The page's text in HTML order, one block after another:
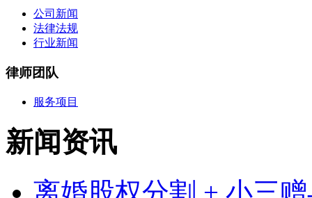
公司新闻
法律法规
行业新闻
律师团队
服务项目
新闻资讯